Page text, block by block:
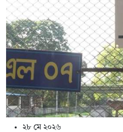
২৮ মে ২০২৬